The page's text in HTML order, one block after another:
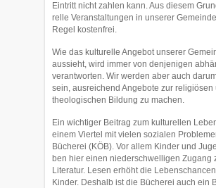
Eintritt nicht zahlen kann. Aus diesem
relle Veranstaltungen in unserer
Regel kostenfrei.
Wie das kulturelle Angebot unserer
aussieht, wird immer von denjenigen
verantworten. Wir werden aber auch
sein, ausreichend Ange­bote zur religiö­sen
theologischen Bildung zu machen.
Ein wichtiger Beitrag zum kulturellen
einem Viertel mit vielen sozi­alen
Bücherei (KÖB). Vor allem Kinder und
ben hier einen niederschwelligen Zugang
Literatur. Lesen er­höht die
Kinder. Deshalb ist die Bücherei auch ein